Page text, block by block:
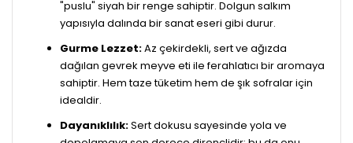
"puslu" siyah bir renge sahiptir. Dolgun salkım
yapısıyla dalında bir sanat eseri gibi durur.
Gurme Lezzet:Az çekirdekli, sert ve ağızda
dağılan gevrek meyve eti ile ferahlatıcı bir aromaya
sahiptir. Hem taze tüketim hem de şık sofralar için
idealdir.
Dayanıklılık:Sert dokusu sayesinde yola ve